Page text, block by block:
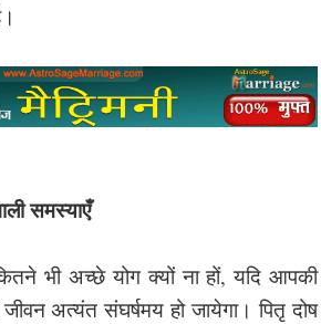
समस्याएँ
भी अच्छे योग क्यों ना हों, यदि आपकी
अत्यंत संघर्षमय हो जायेगा। पितृ दोष